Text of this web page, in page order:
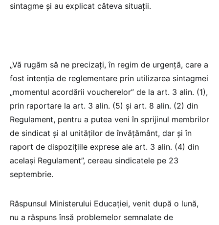
sintagme și au explicat câteva situații.
„Vă rugăm să ne precizați, în regim de urgență, care a
fost intenția de reglementare prin utilizarea sintagmei
„momentul acordării voucherelor” de la art. 3 alin. (1),
prin raportare la art. 3 alin. (5) și art. 8 alin. (2) din
Regulament, pentru a putea veni în sprijinul membrilor
de sindicat și al unităților de învățământ, dar și în
raport de dispozițiile exprese ale art. 3 alin. (4) din
același Regulament”, cereau sindicatele pe 23
septembrie.
Răspunsul Ministerului Educației, venit după o lună,
nu a răspuns însă problemelor semnalate de